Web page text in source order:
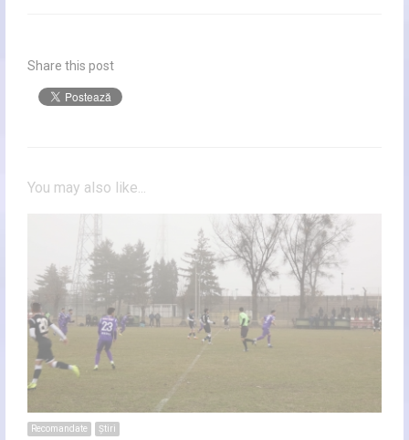
Share this post
You may also like...
Recomandate Ştiri